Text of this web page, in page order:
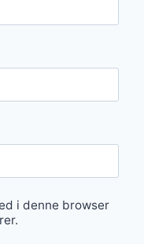
i denne browser